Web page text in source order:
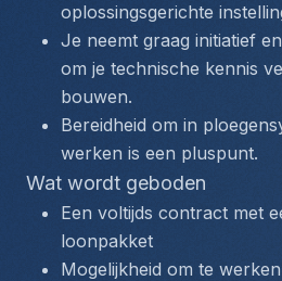
oplossingsgerichte
Je neemt graag initiatief
om je technische kennis
bouwen.
Bereidheid om in
werken is een pluspunt.
Wat wordt geboden
Een voltijds contract met
loonpakket
Mogelijkheid om te